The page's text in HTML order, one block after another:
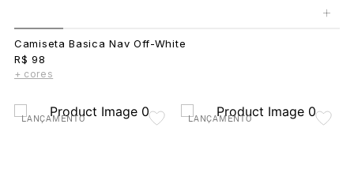
+
Camiseta Basica Nav Off-White
R$ 98
+ cores
LANÇAMENTO LANÇAMENTO